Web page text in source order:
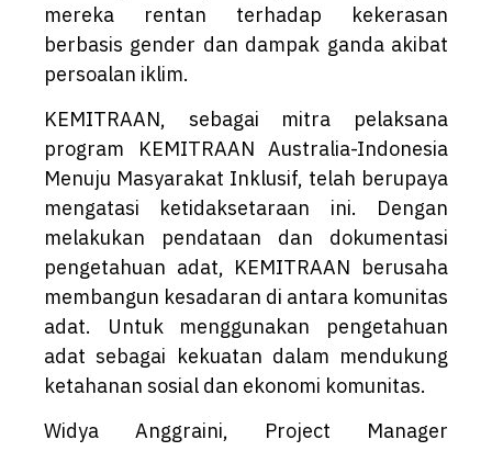
mereka rentan terhadap kekerasan
berbasis gender dan dampak ganda akibat
persoalan iklim.
KEMITRAAN, sebagai mitra pelaksana
program KEMITRAAN Australia-Indonesia
Menuju Masyarakat Inklusif, telah berupaya
mengatasi ketidaksetaraan ini. Dengan
melakukan pendataan dan dokumentasi
pengetahuan adat, KEMITRAAN berusaha
membangun kesadaran di antara komunitas
adat. Untuk menggunakan pengetahuan
adat sebagai kekuatan dalam mendukung
ketahanan sosial dan ekonomi komunitas.
Widya Anggraini, Project Manager